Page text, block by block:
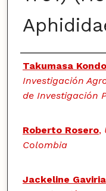
Authors
Takumasa Kondo
Investigación
de Investigación
Roberto Rosero,
Colombia
Jackeline Gaviria